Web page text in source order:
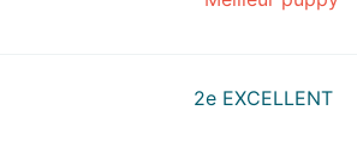
2e EXCELLENT